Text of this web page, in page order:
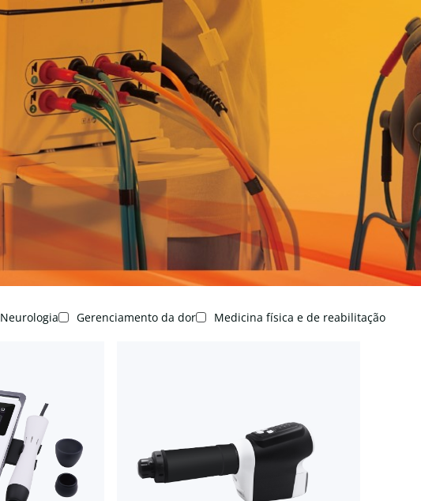
Neurologia Gerenciamento da dor Medicina física e de reabilitação